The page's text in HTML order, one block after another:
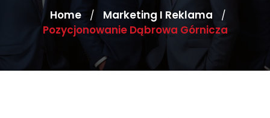
Home / Marketing I Reklama /
Pozycjonowanie Dąbrowa Górnicza